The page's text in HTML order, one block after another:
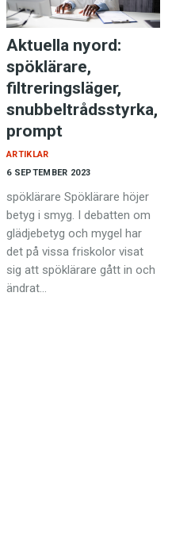
Aktuella nyord:
spöklärare,
filtreringsläger,
snubbeltrådsstyrka,
prompt
6 SEPTEMBER 2023
ARTIKLAR
spöklärare Spöklärare höjer
betyg i smyg. I debatten om
glädjebetyg och mygel har
det på vissa friskolor visat
sig att spöklärare gått in och
ändrat…